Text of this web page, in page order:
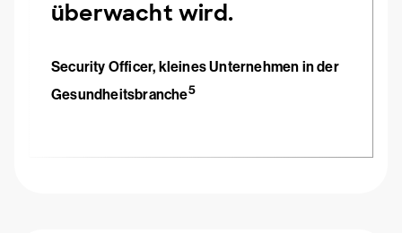
überwacht wird.
Security Officer, kleines Unternehmen in der
Gesundheitsbranche5